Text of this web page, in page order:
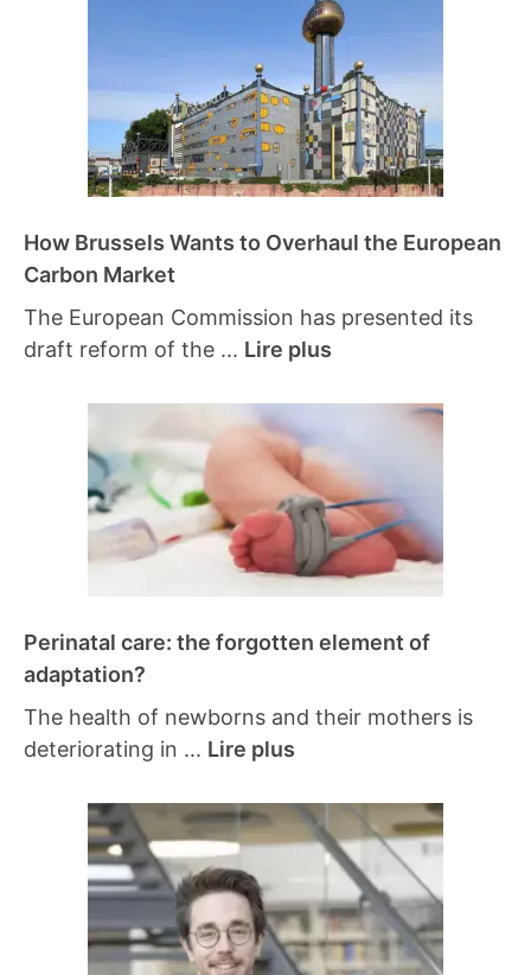
How Brussels Wants to Overhaul the European
Carbon Market
The European Commission has presented its
draft reform of the ... Lire plus
Perinatal care: the forgotten element of
adaptation?
The health of newborns and their mothers is
deteriorating in ... Lire plus